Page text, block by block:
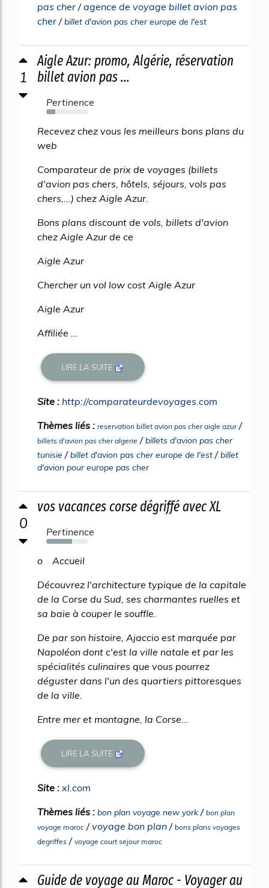
pas cher /agence de voyage billet avion pas
cher /billet d'avion pas cher europe de l'est
1
Aigle Azur: promo, Algérie, réservation
billet avion pas ...
Pertinence
22%
Recevez chez vous les meilleurs bons plans du
web
Comparateur de prix de voyages (billets
d'avion pas chers, hôtels, séjours, vols pas
chers,...) chez Aigle Azur.
Bons plans discount de vols, billets d'avion
chez Aigle Azur de ce
Aigle Azur
Chercher un vol low cost Aigle Azur
Aigle Azur
Affiliée ...
LIRE LA SUITE
Site : http://comparateurdevoyages.com
Thèmes liés : reservation billet avion pas cher aigle azur/
billets d'avion pas cher algerie /billets d'avion pas cher
tunisie /billet d'avion pas cher europe de l'est /billet
d'avion pour europe pas cher
0
vos vacances corse dégriffé avec XL
Pertinence
61%
o Accueil
Découvrez l'architecture typique de la capitale
de la Corse du Sud, ses charmantes ruelles et
sa baie à couper le souffle.
De par son histoire, Ajaccio est marquée par
Napoléon dont c'est la ville natale et par les
spécialités culinaires que vous pourrez
déguster dans l'un des quartiers pittoresques
de la ville.
Entre mer et montagne, la Corse...
LIRE LA SUITE
Site : xl.com
Thèmes liés : bon plan voyage new york / bon plan
voyage maroc /voyage bon plan / bons plans voyages
degriffes / voyage court sejour maroc
Guide de voyage au Maroc - Voyager au